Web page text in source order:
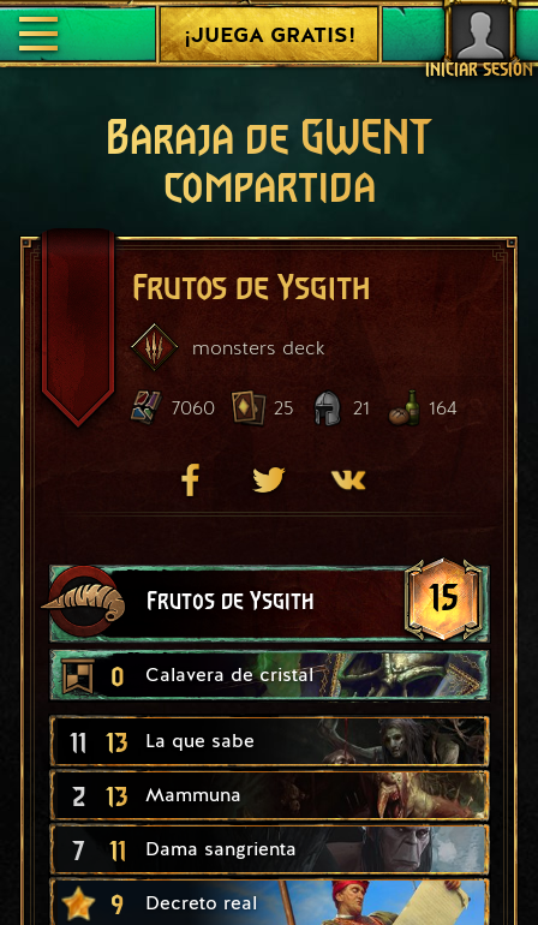
INICIAR SESIÓN
¡JUEGA GRATIS!
Baraja de GWENT
compartida
Frutos de Ysgith
monsters deck
7060 25 21 164
Frutos de Ysgith 15
0 Calavera de cristal
11 13 La que sabe
2 13 Mammuna
7 11 Dama sangrienta
9 Decreto real